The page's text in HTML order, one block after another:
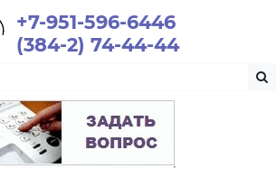
+7-951-596-6446
(384-2) 74-44-44